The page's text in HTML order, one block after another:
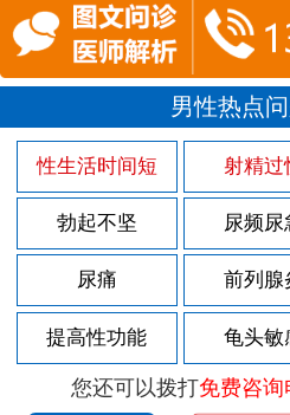
男性热点
性生活时间短 射精过
勃起不坚 尿频尿
尿痛 前列腺
提高性功能 龟头敏
您还可以拨打免费咨询